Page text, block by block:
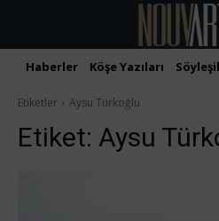
Haberler Köşe Yazıları
Etiketler Aysu Türkoğlu
Etiket: Aysu